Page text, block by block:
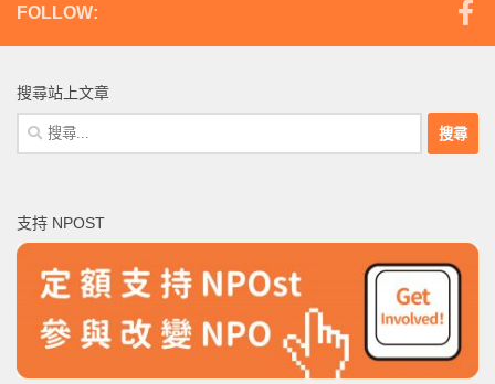
FOLLOW:
搜尋站上文章
搜
尋
字:
支持 NPOST